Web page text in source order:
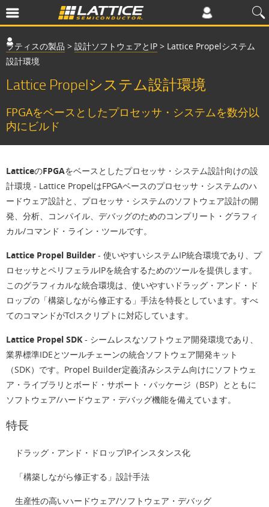
ラティスの製品 > 設計ソフトウェアとIP > Lattice Propelシステム
設計環境
Lattice Propelシステム設計環境
FPGAをベースとしたプロセッサ・システムを数分以
内にビルド
LatticeのFPGAをベースとしたプロセッサ・システム設計向けの設
計環境 - Lattice PropelはFPGAベースのプロセッサ・システムのハ
ードウェア設計と、プロセッサ・システムのソフトウェア設計の開
発、分析、コンパイル、デバッグのためのコンプリート・グラフィ
カル/コマンド・ライン・ツールです。
Lattice Propel Builder - 使いやすいシステムIP統合環境であり、プ
ロセッサとペリフェラルIPを統合するためのツールを提供します。
このグラフィカルな統合環境は、使いやすいドラッグ・アンド・ド
ロップの「構築しながら修正する」手法を特長としています。すべ
てのコマンドがTclスクリプトに対応しています。
Lattice Propel SDK - シームレスなソフトウェア開発環境であり、
業界標準IDEとツールチェーンの統合ソフトウェア開発キット
（SDK）です。Propel Builder定義済みシステム向けにソフトウェ
ア・ライブラリとボード・サポート・パッケージ（BSP）とともに
ソフトウェア/ハードウェア・デバッグ機能を備えています。
特長
ドラッグ・アンド・ドロップIPインスタンス化
「構築しながら修正する」設計手法
生産性の高いハードウェア/ソフトウェア・デバッグ